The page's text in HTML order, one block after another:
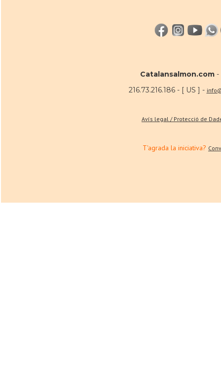
Catalansalmon.com -
216.73.216.186 - [ US ] -
Avís legal / Protecció de
T'agrada la iniciativa?